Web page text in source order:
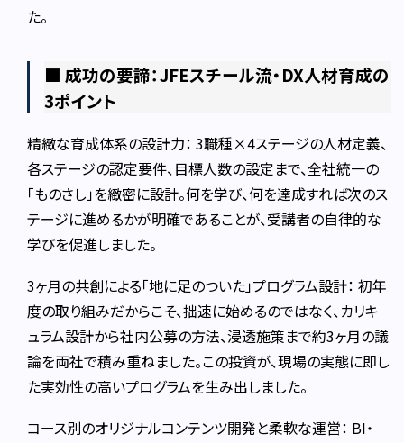
た。
■ 成功の要諦：JFEスチール流・DX人材育成の
3ポイント
精緻な育成体系の設計力： 3職種×4ステージの人材定義、
各ステージの認定要件、目標人数の設定まで、全社統一の
「ものさし」を緻密に設計。何を学び、何を達成すれば次のス
テージに進めるかが明確であることが、受講者の自律的な
学びを促進しました。
3ヶ月の共創による「地に足のついた」プログラム設計： 初年
度の取り組みだからこそ、拙速に始めるのではなく、カリキ
ュラム設計から社内公募の方法、浸透施策まで約3ヶ月の議
論を両社で積み重ねました。この投資が、現場の実態に即し
た実効性の高いプログラムを生み出しました。
コース別のオリジナルコンテンツ開発と柔軟な運営： BI・